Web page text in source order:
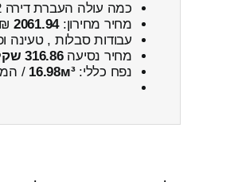
כמה עולה העברת דירה 2-x חדרים מכפר מנחם ← למזכרת בתיה
מחיר מחירון:2061.94
עבודות סבלות , טעינה
מחיר נסיעה316.86 שקל
נפח כללי:16.98м³
/